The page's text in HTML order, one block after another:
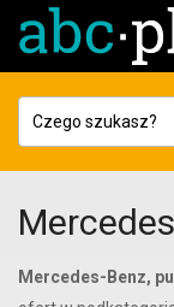
Mercedes-Benz,